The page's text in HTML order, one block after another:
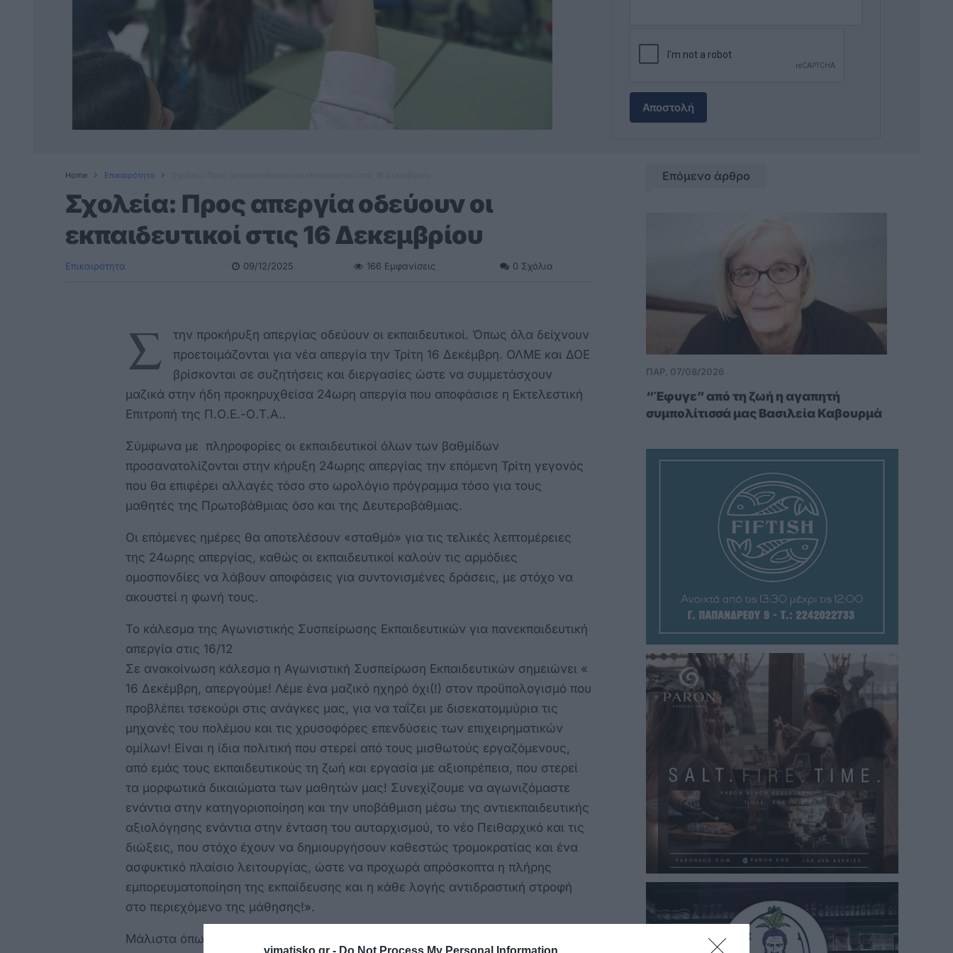
vimatisko.gr - Do Not Process My Personal Information
Αποστολή
Home Επικαιρότητα
Σχολεία: Προς απεργία οδεύουν οι
εκπαιδευτικοί στις 16 Δεκεμβρίου
Επικαιρότητα 09/12/2025 166 Εμφανίσεις 0 Σχόλια
Σ
την προκήρυξη απεργίας οδεύουν οι εκπαιδευτικοί. Όπως όλα δείχνουν
προετοιμάζονται για νέα απεργία την Τρίτη 16 Δεκέμβρη. ΟΛΜΕ και ΔΟΕ
βρίσκονται σε συζητήσεις και διεργασίες ώστε να συμμετάσχουν
μαζικά στην ήδη προκηρυχθείσα 24ωρη απεργία που αποφάσισε η Εκτελεστική
Επιτροπή της Π.Ο.Ε.-Ο.Τ.Α..
Σύμφωνα με πληροφορίες οι εκπαιδευτικοί όλων των βαθμίδων
προσανατολίζονται στην κήρυξη 24ωρης απεργίας την επόμενη Τρίτη γεγονός
που θα επιφέρει αλλαγές τόσο στο ωρολόγιο πρόγραμμα τόσο για τους
μαθητές της Πρωτοβάθμιας όσο και της Δευτεροβάθμιας.
Οι επόμενες ημέρες θα αποτελέσουν «σταθμό» για τις τελικές λεπτομέρειες
της 24ωρης απεργίας, καθώς οι εκπαιδευτικοί καλούν τις αρμόδιες
ομοσπονδίες να λάβουν αποφάσεις για συντονισμένες δράσεις, με στόχο να
ακουστεί η φωνή τους.
Το κάλεσμα της Αγωνιστικής Συσπείρωσης Εκπαιδευτικών για πανεκπαιδευτική
απεργία στις 16/12
Σε ανακοίνωση κάλεσμα η Αγωνιστική Συσπείρωση Εκπαιδευτικών σημειώνει «
16 Δεκέμβρη, απεργούμε! Λέμε ένα μαζικό ηχηρό όχι(!) στον προϋπολογισμό που
προβλέπει τσεκούρι στις ανάγκες μας, για να ταΐζει με δισεκατομμύρια τις
μηχανές του πολέμου και τις χρυσοφόρες επενδύσεις των επιχειρηματικών
ομίλων! Είναι η ίδια πολιτική που στερεί από τους μισθωτούς εργαζόμενους,
από εμάς τους εκπαιδευτικούς τη ζωή και εργασία με αξιοπρέπεια, που στερεί
τα μορφωτικά δικαιώματα των μαθητών μας! Συνεχίζουμε να αγωνιζόμαστε
ενάντια στην κατηγοριοποίηση και την υποβάθμιση μέσω της αντιεκπαιδευτικής
αξιολόγησης ενάντια στην ένταση του αυταρχισμού, το νέο Πειθαρχικό και τις
διώξεις, που στόχο έχουν να δημιουργήσουν καθεστώς τρομοκρατίας και ένα
ασφυκτικό πλαίσιο λειτουργίας, ώστε να προχωρά απρόσκοπτα η πλήρης
εμπορευματοποίηση της εκπαίδευσης και η κάθε λογής αντιδραστική στροφή
στο περιεχόμενο της μάθησης!».
Μάλιστα όπως διαμηνύουν «16 Δεκέμβρη, το δικό μας απεργιακό ποτάμι να
Επόμενο άρθρο
ΠΑΡ, 07/08/2026
“Έφυγε” από τη ζωή η αγαπητή
συμπολίτισσά μας Βασιλεία Καβουρμά